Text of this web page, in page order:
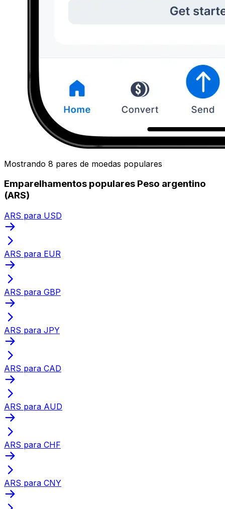
Mostrando 8 pares de moedas populares
Emparelhamentos populares Peso argentino
(ARS)
ARS para USD
ARS para EUR
ARS para GBP
ARS para JPY
ARS para CAD
ARS para AUD
ARS para CHF
ARS para CNY